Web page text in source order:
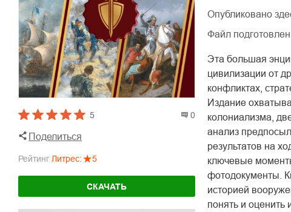
5 0
Поделиться
Рейтинг Литрес: 5
СКАЧАТЬ
Опубликовано
Файл
Эта большая
цивилизации от
конфликтах,
Издание
колониализма,
анализ
результатов на
ключевые
фотодокументы.
историей
понять и оценить